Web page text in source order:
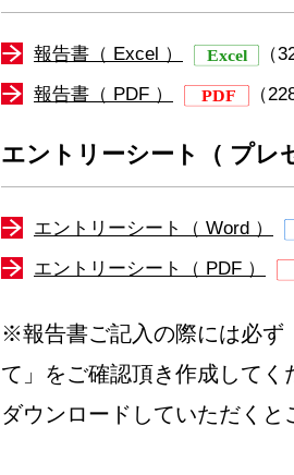
報告書（ Excel ）
（
報告書（ PDF ）
（
エントリーシート（ プレ
エントリーシート（ Word ）
エントリーシート（ PDF ）
※報告書ご記入の際には必ず
て」をご確認頂き作成してく
ダウンロードしていただくと